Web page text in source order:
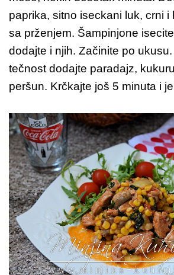
paprika, sitno iseckani luk, crni i
sa prženjem. Šampinjone
dodajte i njih. Začinite po
tečnost dodajte paradajz,
peršun. Krčkajte još 5 minuta i